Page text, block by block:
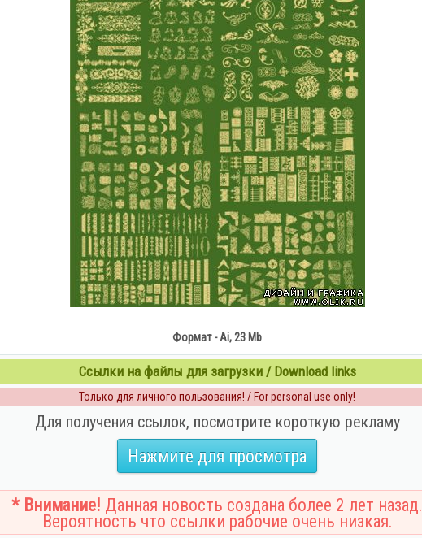
Формат - Ai, 23 Mb
Ссылки на файлы для загрузки / Download links
Только для личного пользования! / For personal use only!
Для получения ссылок, посмотрите короткую рекламу
Нажмите для просмотра
* Внимание! Данная новость создана более 2 лет назад.
Вероятность что ссылки рабочие очень низкая.